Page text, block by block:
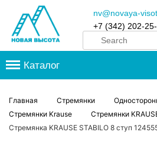
nv@novaya-
+7 (342) 202-
Каталог
Главная Стремянки
Стремянки Krause
Стремянки
Стремянка KRAUSE STABILO 8 ступ